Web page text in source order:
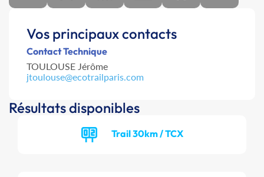
Vos principaux contacts
Contact Technique
TOULOUSE Jérôme
jtoulouse@ecotrailparis.com
Résultats disponibles
Trail 30km / TCX